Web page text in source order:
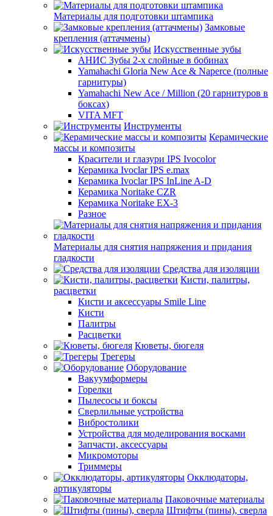
Материалы для подготовки штампика
Замковые
крепления (аттачмены)
Искусственные зубы
АНИС Зубы 2-х слойные в бобинах
Yamahachi Gloria New Ace & Naperce (полные
гарнитуры)
Yamahachi New Ace / Million (20 гарнитуров в
боксах)
VITA MFT
Инструменты
Керамические
массы и композиты
Красители и глазури IPS Ivocolor
Керамика Ivoclar IPS e.max
Керамика Ivoclar IPS InLine A-D
Керамика Noritake CZR
Керамика Noritake EX-3
Разное
Материалы для снятия напряжения и придания
гладкости
Средства для изоляции
Кисти, палитры,
расцветки
Кисти и аксессуары Smile Line
Кисти
Палитры
Расцветки
Кюветы, бюгеля
Трегеры
Оборудование
Вакуумформеры
Горелки
Пылесосы и боксы
Сверлильные устройства
Вибростолики
Устройства для моделирования восками
Запчасти, аксессуары
Микромоторы
Триммеры
Окклюдаторы,
артикуляторы
Паковочные материалы
Штифты (пины), сверла